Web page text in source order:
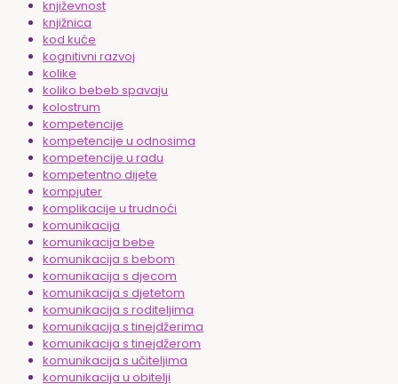
književnost
knjižnica
kod kuće
kognitivni razvoj
kolike
koliko bebeb spavaju
kolostrum
kompetencije
kompetencije u odnosima
kompetencije u radu
kompetentno dijete
kompjuter
komplikacije u trudnoći
komunikacija
komunikacija bebe
komunikacija s bebom
komunikacija s djecom
komunikacija s djetetom
komunikacija s roditeljima
komunikacija s tinejdžerima
komunikacija s tinejdžerom
komunikacija s učiteljima
komunikacija u obitelji